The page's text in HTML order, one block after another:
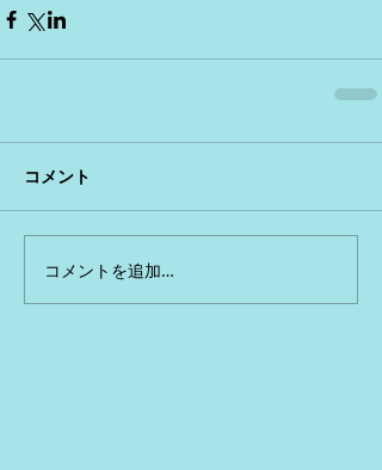
コメント
コメントを追加…